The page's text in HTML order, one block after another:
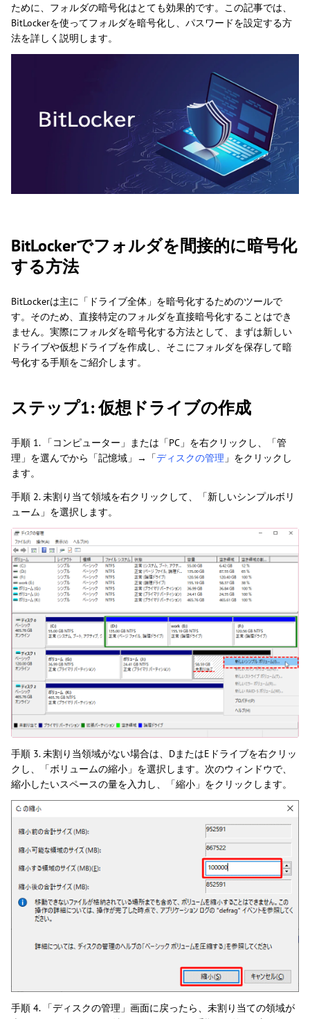
ために、フォルダの暗号化はとても効果的です。この記事では、
BitLockerを使ってフォルダを暗号化し、パスワードを設定する方
法を詳しく説明します。
BitLockerでフォルダを間接的に暗号化
する方法
BitLockerは主に「ドライブ全体」を暗号化するためのツールで
す。そのため、直接特定のフォルダを直接暗号化することはでき
ません。実際にフォルダを暗号化する方法として、まずは新しい
ドライブや仮想ドライブを作成し、そこにフォルダを保存して暗
号化する手順をご紹介します。
ステップ1: 仮想ドライブの作成
手順 1. 「コンピューター」または「PC」を右クリックし、「管
理」を選んでから「記憶域」→「ディスクの管理 」をクリックし
ます。
手順 2. 未割り当て領域を右クリックして、「新しいシンプルボリ
ューム」を選択します。
手順 3. 未割り当領域がない場合は、DまたはEドライブを右クリッ
クし、「ボリュームの縮小」を選択します。次のウィンドウで、
縮小したいスペースの量を入力し、「縮小」をクリックします。
手順 4. 「ディスクの管理」画面に戻ったら、未割り当ての領域が